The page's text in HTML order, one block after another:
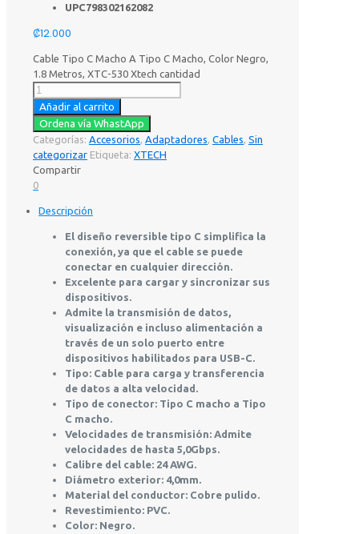
UPC798302162082
₡12.000
Cable Tipo C Macho A Tipo C Macho, Color Negro,
1.8 Metros, XTC-530 Xtech cantidad
Añadir al carrito
Ordena vía WhastApp
Categorías: Accesorios, Adaptadores, Cables, Sin
categorizar Etiqueta: XTECH
Compartir
0
Descripción
El diseño reversible tipo C simplifica la
conexión, ya que el cable se puede
conectar en cualquier dirección.
Excelente para cargar y sincronizar sus
dispositivos.
Admite la transmisión de datos,
visualización e incluso alimentación a
través de un solo puerto entre
dispositivos habilitados para USB-C.
Tipo: Cable para carga y transferencia
de datos a alta velocidad.
Tipo de conector: Tipo C macho a Tipo
C macho.
Velocidades de transmisión: Admite
velocidades de hasta 5,0Gbps.
Calibre del cable: 24 AWG.
Diámetro exterior: 4,0mm.
Material del conductor: Cobre pulido.
Revestimiento: PVC.
Color: Negro.